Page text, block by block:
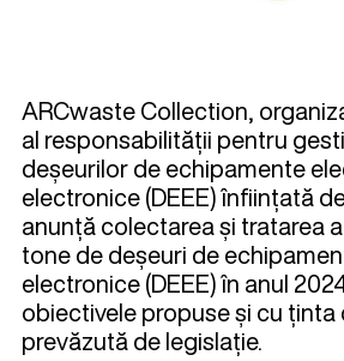
ARCwaste Collection,
al responsabilității pentru
deșeurilor de echipamente
electronice (DEEE) înființată
anunță colectarea și tratarea
tone de deșeuri de
electronice (DEEE) în anul
obiectivele propuse și cu
prevăzută de legislație.